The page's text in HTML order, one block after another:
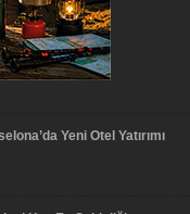
Yeni Otel Yatırımı